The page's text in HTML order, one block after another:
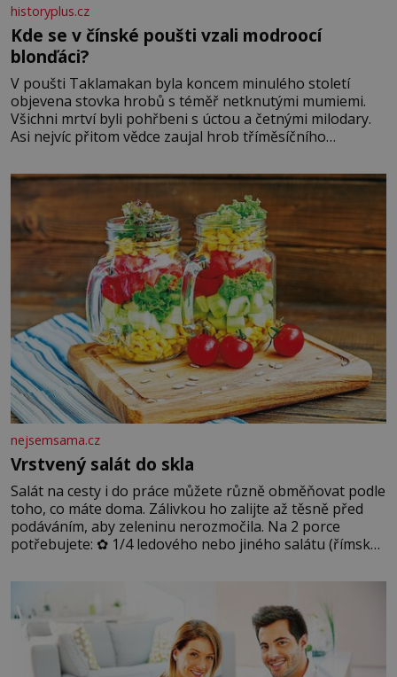
historyplus.cz
Kde se v čínské poušti vzali modroocí
blonďáci?
V poušti Taklamakan byla koncem minulého století
objevena stovka hrobů s téměř netknutými mumiemi.
Všichni mrtví byli pohřbeni s úctou a četnými milodary.
Asi nejvíc přitom vědce zaujal hrob tříměsíčního
blonďaté vlásky. Fakt, že jsou těla dávných lidí nesmírně
dobře zachovalá, přičítají odborníci zdejším klimatickým
podmínkám. Sucho, prosolené písky a extrémně
nejsemsama.cz
Vrstvený salát do skla
Salát na cesty i do práce můžete různě obměňovat podle
toho, co máte doma. Zálivkou ho zalijte až těsně před
podáváním, aby zeleninu nerozmočila. Na 2 porce
potřebujete: ✿ 1/4 ledového nebo jiného salátu (římský
okurky ✿ 2 rajčata Zálivka: ✿ 4 lžíce olivového oleje ✿ 1
lžíci citronové šťávy ✿ ½ stroužku